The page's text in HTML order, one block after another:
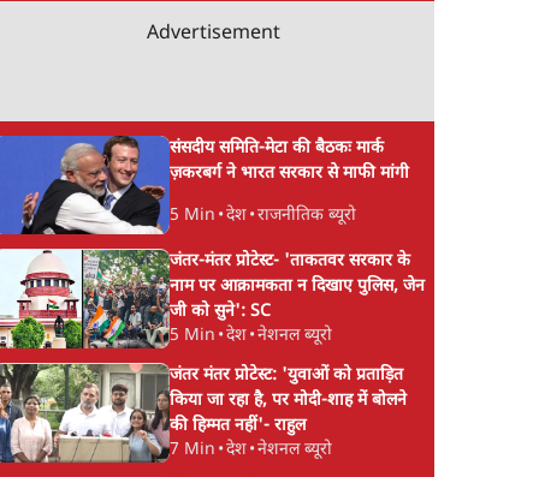
हैंडल
गैस भंडार बढ़ाने के लिए क्या
उपभोक्ताओं पर सरकार
लगाएगी नई लेवी, रायटर्स की
रिपोर्ट
जंतर मंतर प्रोटेस्ट:
को प्रताड़ित किया जा
पर मोदी-शाह में बोलने
हिम्मत नहीं'- राहुल
Advertisement
संसदीय समिति-मेटा की बैठकः मार्क
ज़करबर्ग ने भारत सरकार से माफी मांगी
5 Min •देश•राजनीतिक ब्यूरो
जंतर-मंतर प्रोटेस्ट- 'ताकतवर सरकार के
नाम पर आक्रामकता न दिखाए पुलिस, जेन
जी को सुने': SC
5 Min •देश•नेशनल ब्यूरो
जंतर मंतर प्रोटेस्ट: 'युवाओं को प्रताड़ित
किया जा रहा है, पर मोदी-शाह में बोलने
की हिम्मत नहीं'- राहुल
7 Min •देश•नेशनल ब्यूरो